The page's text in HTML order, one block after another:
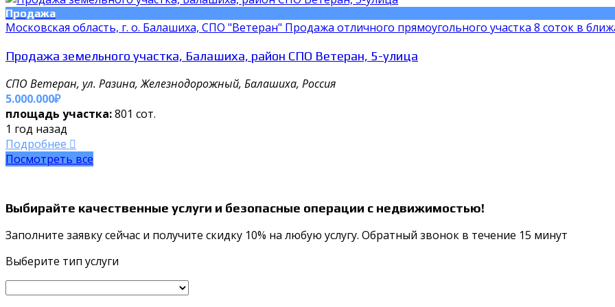
Продажа
Московская область, г. о. Балашиха, СПО "Ветеран" Продажа отличного прямоугольного участка 8 соток в
Продажа земельного участка, Балашиха, район СПО Ветеран, 5-улица
СПО Ветеран, ул. Разина, Железнодорожный, Балашиха, Россия
5.000.000₽
площадь участка:801 сот.
1 год назад
Подробнее
Посмотреть все
Выбирайте качественные услуги и безопасные операции с недвижимостью!
Заполните заявку сейчас и получите скидку 10% на любую услугу. Обратный звонок в течение 15 минут
Выберите тип услуги